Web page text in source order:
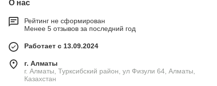
О нас
Рейтинг не сформирован
Менее 5 отзывов за последний год
Работает с 13.09.2024
г. Алматы
г. Алматы, Турксибский район, ул Физули 64, Алматы,
Казахстан